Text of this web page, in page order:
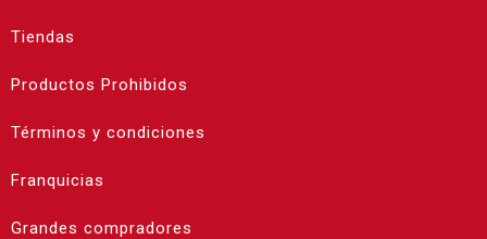
Tiendas
Productos Prohibidos
Términos y condiciones
Franquicias
Grandes compradores